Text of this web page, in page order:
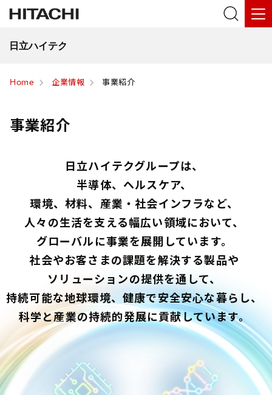
日立ハイテク
Home 企業情報 事業紹介
事業紹介
日立ハイテクグループは、
半導体、ヘルスケア、
環境、材料、産業・社会インフラなど、
人々の生活を支える幅広い領域において、
グローバルに事業を展開しています。
社会やお客さまの課題を解決する製品や
ソリューションの提供を通して、
持続可能な地球環境、健康で安全安心な暮らし、
科学と産業の持続的発展に貢献しています。